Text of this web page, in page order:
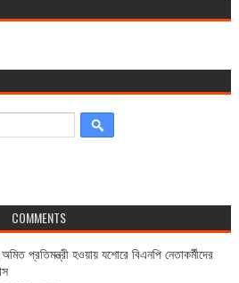
COMMENTS
প্রতিমন্ত্রী হওয়ায় যশোরে বিএনপি নেতাকর্মীদের